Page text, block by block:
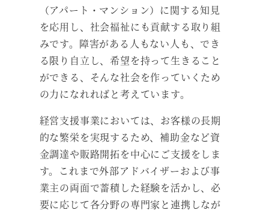
（アパート・マンション）に関する知見
を応用し、社会福祉にも貢献する取り組
みです。障害がある人もない人も、でき
る限り自立し、希望を持って生きること
ができる、そんな社会を作っていくため
の力になれればと考えています。
経営支援事業においては、お客様の長期
的な繁栄を実現するため、補助金など資
金調達や販路開拓を中心にご支援をしま
す。これまで外部アドバイザーおよび事
業主の両面で蓄積した経験を活かし、必
要に応じて各分野の専門家と連携しなが